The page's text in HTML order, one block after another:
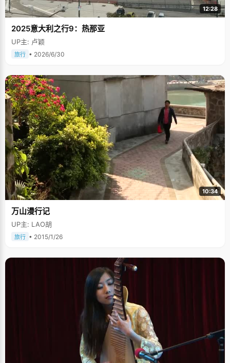
12:28
2025意大利之行9：热那亚
UP主: 卢颖
旅行 • 2026/6/30
10:34
万山漫行记
UP主: LAO胡
旅行 • 2015/1/26